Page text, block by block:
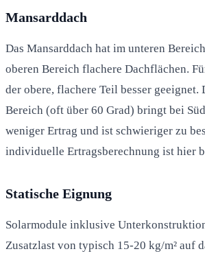
Mansarddach
Das Mansarddach hat im unteren
oberen Bereich flachere Dachflächen.
der obere, flachere Teil besser geeignet.
Bereich (oft über 60 Grad) bringt bei
weniger Ertrag und ist schwieriger zu
individuelle Ertragsberechnung ist hier
Statische Eignung
Solarmodule inklusive
Zusatzlast von typisch 15-20 kg/m² auf